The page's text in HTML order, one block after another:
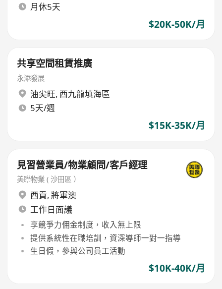
月休5天
$20K-50K/月
共享空間租賃推廣
永添發展
油尖旺, 西九龍填海區
5天/週
$15K-35K/月
見習營業員/物業顧問/客戶經理
美聯物業 ( 沙田區 ）
西貢, 將軍澳
工作日面議
享競爭力佣金制度，收入無上限
提供系統性在職培訓，資深導師一對一指導
生日假，參與公司員工活動
$10K-40K/月